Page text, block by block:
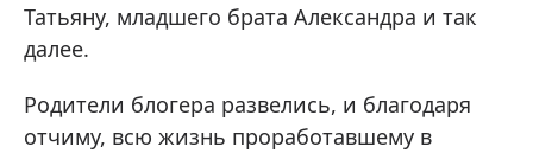
Татьяну, младшего брата Александра и так
далее.
Родители блогера развелись, и благодаря
отчиму, всю жизнь проработавшему в